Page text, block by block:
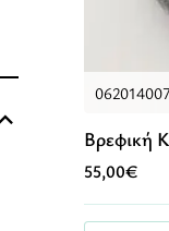
Βρεφική
55,00€